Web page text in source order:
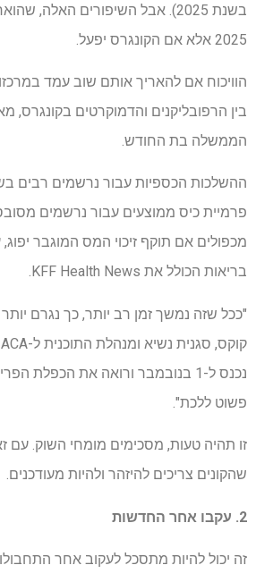
2025 אלא אם הקונגרס יפעל.
הוויכוח אם להאריך אותם שוב עמד
בין הרפובליקנים והדמוקרטים
הממשלה בת החודש.
ההשלכות הכספיות עבור נרשמים רבים
פרמיית כיס ממוצעים עבור נרשמים
בריאות הכולל את KFF Health News.
"ככל שזה נמשך זמן רב יותר, כך נגרם
נכנס ל-1 בנובמבר ורואה את הכפלת
פשוט ללכת".
זו תהיה טעות, מסכימים מומחי השוק. עם
שהקונים צריכים להיזהר ולהיות מעודכנים.
2. עקבו אחר החדשות
זה יכול להיות מתסכל לעקוב אחר